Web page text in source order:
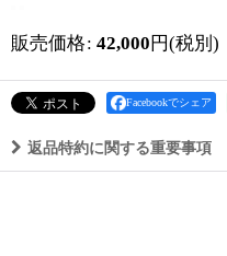
販売価格: 42,000 円(税別)
Facebookでシェア
返品特約に関する重要事項